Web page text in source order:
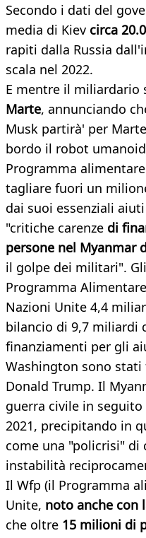
Secondo i dati del
media di Kiev circa
rapiti dalla Russia
scala nel 2022.
E mentre il miliardario
Marte, annunciando
Musk partirà' per
bordo il robot
Programma
tagliare fuori un
dai suoi essenziali
"critiche carenze di
persone nel Myanmar
il golpe dei militari".
Programma
Nazioni Unite 4,4
bilancio di 9,7 miliardi
finanziamenti per gli
Washington sono
Donald Trump. Il
guerra civile in
2021, precipitando in
come una "policrisi"
instabilità
Il Wfp (il Programma
Unite, noto anche con
che oltre 15 milioni di